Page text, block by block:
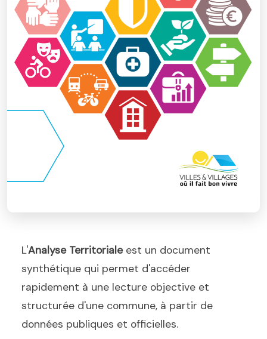
L'Analyse Territorialeest un document
synthétique qui permet d'accéder
rapidement à une lecture objective et
structurée d'une commune, à partir de
données publiques et officielles.